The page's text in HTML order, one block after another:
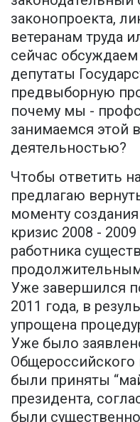
законопроекта,
ветеранам труда
сейчас
депутаты
предвыборную
почему мы -
занимаемся этой
деятельностью?
Чтобы ответить
предлагаю
моменту
кризис 2008 -
работника
Уже завершился
2011 года, в
упрощена
Уже было
были приняты
президента,
были